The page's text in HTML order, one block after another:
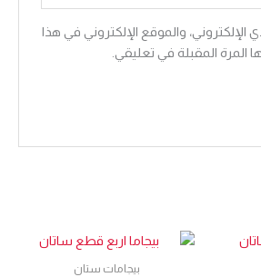
الإلكتروني، والموقع الإلكتروني في هذا
المرة المقبلة في تعليقي.
بيجامات ستان